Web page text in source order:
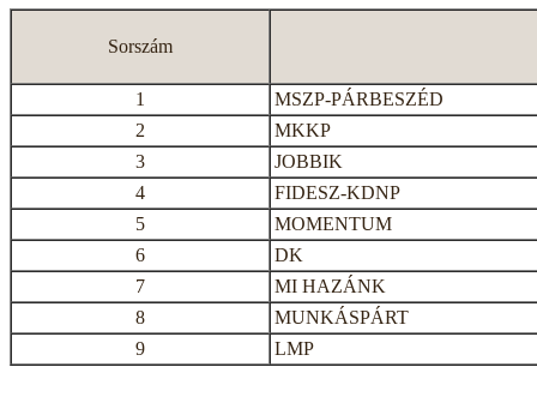
Sorszám
1
MSZP-PÁRBESZÉD
2
MKKP
3
JOBBIK
4
FIDESZ-KDNP
5
MOMENTUM
6
DK
7
MI HAZÁNK
8
MUNKÁSPÁRT
9
LMP